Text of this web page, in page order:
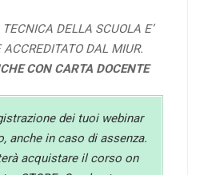
DELLA SCUOLA E’
DAL MIUR.
CON CARTA DOCENTE
dei tuoi webinar
anche in caso di assenza.
acquistare il corso on